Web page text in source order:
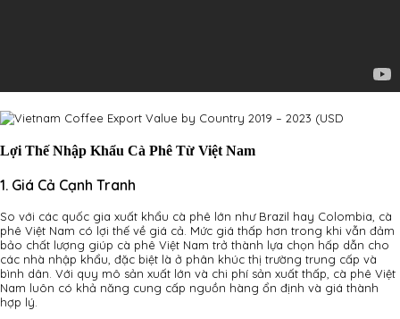
Lợi Thế Nhập Khẩu Cà Phê Từ Việt Nam
1. Giá Cả Cạnh Tranh
So với các quốc gia xuất khẩu cà phê lớn như Brazil hay Colombia, cà
phê Việt Nam có lợi thế về giá cả. Mức giá thấp hơn trong khi vẫn đảm
bảo chất lượng giúp cà phê Việt Nam trở thành lựa chọn hấp dẫn cho
các nhà nhập khẩu, đặc biệt là ở phân khúc thị trường trung cấp và
bình dân. Với quy mô sản xuất lớn và chi phí sản xuất thấp, cà phê Việt
Nam luôn có khả năng cung cấp nguồn hàng ổn định và giá thành
hợp lý.